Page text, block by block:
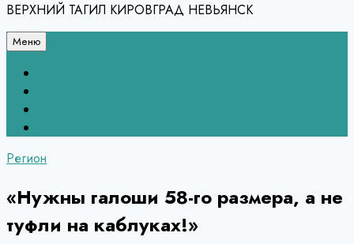
ВЕРХНИЙ ТАГИЛ КИРОВГРАД НЕВЬЯНСК
Меню
Регион
«Нужны галоши 58-го размера, а не
туфли на каблуках!»